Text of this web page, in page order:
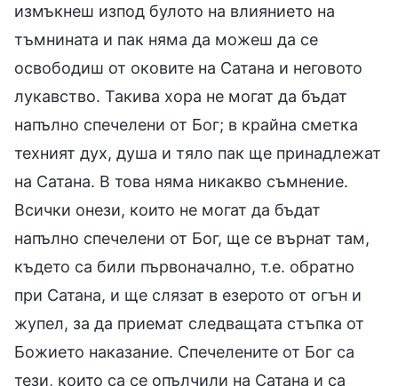
измъкнеш изпод булото на влиянието на
тъмнината и пак няма да можеш да се
освободиш от оковите на Сатана и неговото
лукавство. Такива хора не могат да бъдат
напълно спечелени от Бог; в крайна сметка
техният дух, душа и тяло пак ще принадлежат
на Сатана. В това няма никакво съмнение.
Всички онези, които не могат да бъдат
напълно спечелени от Бог, ще се върнат там,
където са били първоначално, т.е. обратно
при Сатана, и ще слязат в езерото от огън и
жупел, за да приемат следващата стъпка от
Божието наказание. Спечелените от Бог са
тези, които са се опълчили на Сатана и са